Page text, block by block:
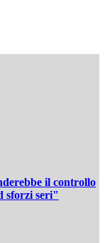
il controllo
sforzi seri"